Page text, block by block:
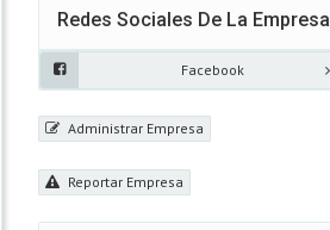
Redes Sociales De La Empresa
Facebook
Administrar Empresa
Reportar Empresa